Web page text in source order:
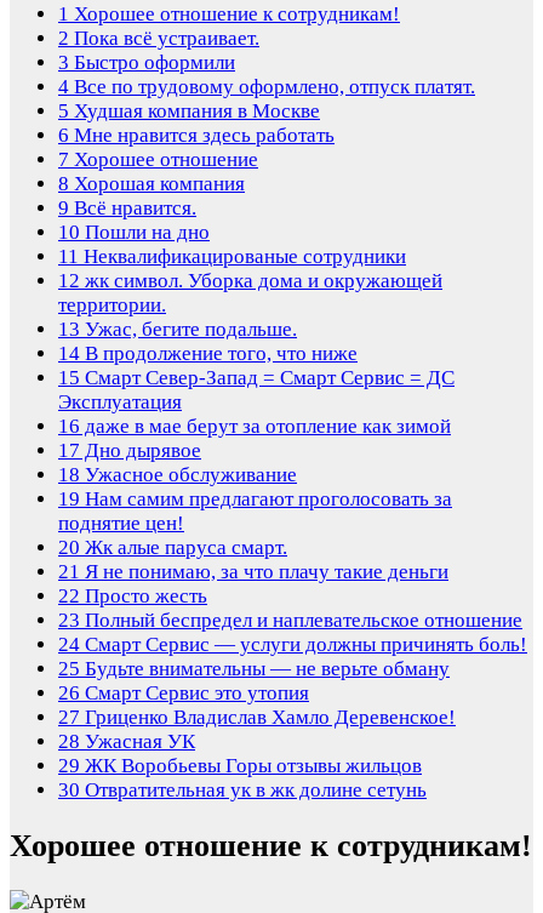
1 Хорошее отношение к сотрудникам!
2 Пока всё устраивает.
3 Быстро оформили
4 Все по трудовому оформлено, отпуск платят.
5 Худшая компания в Москве
6 Мне нравится здесь работать
7 Хорошее отношение
8 Хорошая компания
9 Всё нравится.
10 Пошли на дно
11 Неквалификацированые сотрудники
12 жк символ. Уборка дома и окружающей
территории.
13 Ужас, бегите подальше.
14 В продолжение того, что ниже
15 Смарт Север-Запад = Смарт Сервис = ДС
Эксплуатация
16 даже в мае берут за отопление как зимой
17 Дно дырявое
18 Ужасное обслуживание
19 Нам самим предлагают проголосовать за
поднятие цен!
20 Жк алые паруса смарт.
21 Я не понимаю, за что плачу такие деньги
22 Просто жесть
23 Полный беспредел и наплевательское отношение
24 Смарт Сервис — услуги должны причинять боль!
25 Будьте внимательны — не верьте обману
26 Смарт Сервис это утопия
27 Гриценко Владислав Хамло Деревенское!
28 Ужасная УК
29 ЖК Воробьевы Горы отзывы жильцов
30 Отвратительная ук в жк долине сетунь
Хорошее отношение к сотрудникам!